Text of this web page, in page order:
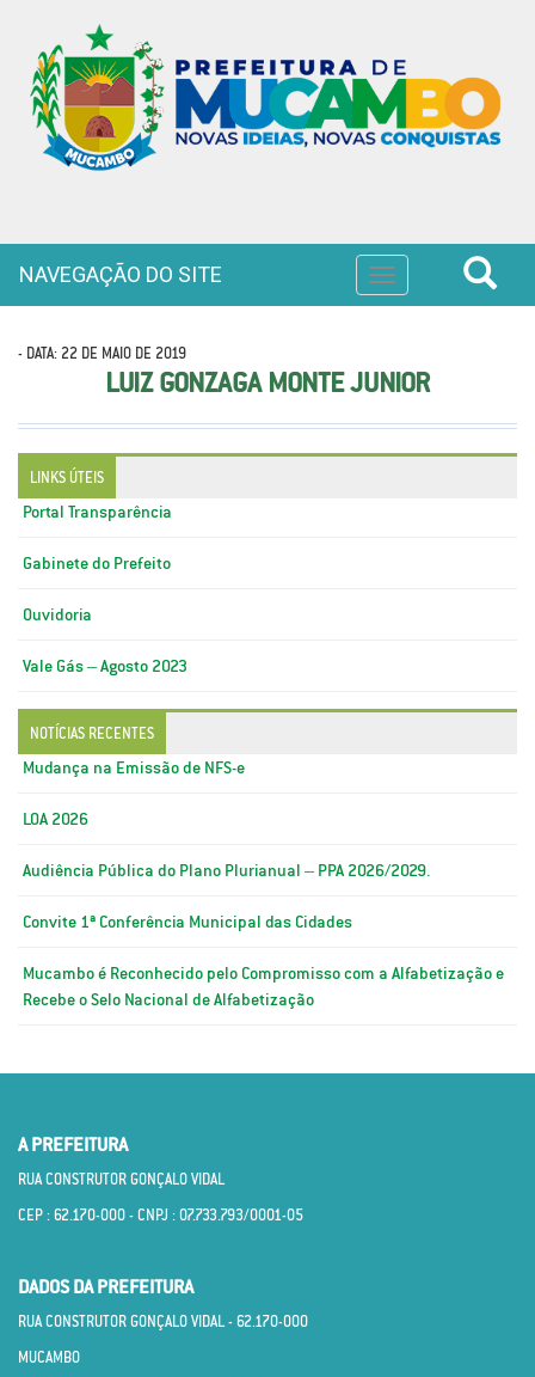
Toggle
navigation
NAVEGAÇÃO DO SITE
- DATA: 22 DE MAIO DE 2019
LUIZ GONZAGA MONTE JUNIOR
LINKS ÚTEIS
Portal Transparência
Gabinete do Prefeito
Ouvidoria
Vale Gás – Agosto 2023
NOTÍCIAS RECENTES
Mudança na Emissão de NFS-e
LOA 2026
Audiência Pública do Plano Plurianual – PPA 2026/2029.
Convite 1ª Conferência Municipal das Cidades
Mucambo é Reconhecido pelo Compromisso com a Alfabetização e
Recebe o Selo Nacional de Alfabetização
A PREFEITURA
RUA CONSTRUTOR GONÇALO VIDAL
CEP : 62.170­-000 - CNPJ : 07.733.793/0001­-05
DADOS DA PREFEITURA
RUA CONSTRUTOR GONÇALO VIDAL - 62.170­-000
MUCAMBO